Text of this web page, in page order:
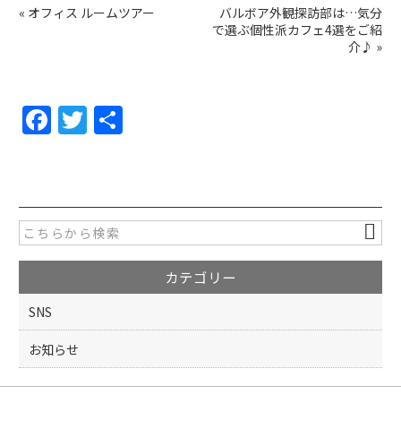
« オフィス ルームツアー
バルボア外観探訪部は…気分
で選ぶ個性派カフェ4選をご紹
介♪ »
F
a
e
b
o
o
k
T
w
er
カテゴリー
SNS
お知らせ